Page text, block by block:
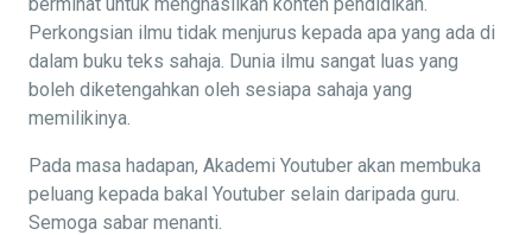
Perkongsian ilmu tidak menjurus kepada apa yang ada di
dalam buku teks sahaja. Dunia ilmu sangat luas yang
boleh diketengahkan oleh sesiapa sahaja yang
memilikinya.
Pada masa hadapan, Akademi Youtuber akan membuka
peluang kepada bakal Youtuber selain daripada guru.
Semoga sabar menanti.